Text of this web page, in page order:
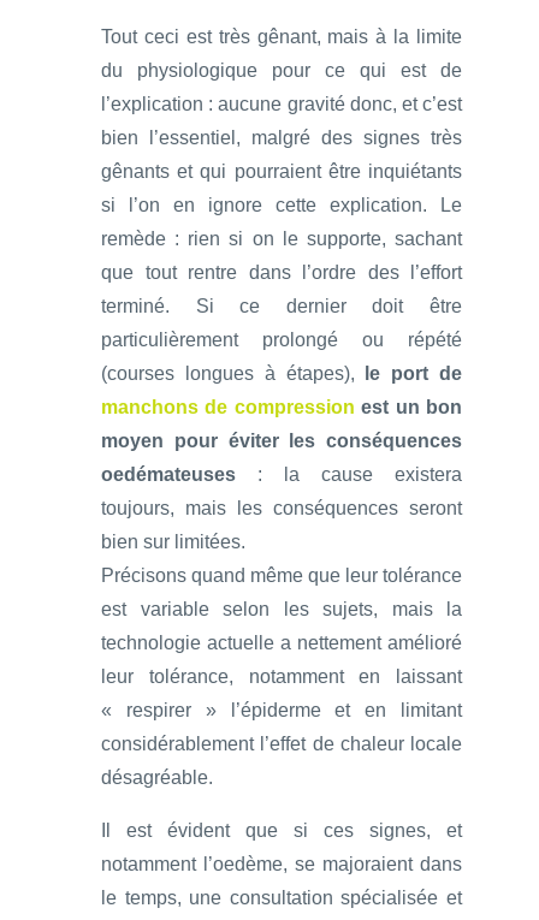
Tout ceci est très gênant, mais à la limite
du physiologique pour ce qui est de
l’explication : aucune gravité donc, et c’est
bien l’essentiel, malgré des signes très
gênants et qui pourraient être inquiétants
si l’on en ignore cette explication. Le
remède : rien si on le supporte, sachant
que tout rentre dans l’ordre des l’effort
terminé. Si ce dernier doit être
particulièrement prolongé ou répété
(courses longues à étapes),
le port de
manchons de compressionest un bon
moyen pour éviter les conséquences
oedémateuses : la cause existera
toujours, mais les conséquences seront
bien sur limitées.
Précisons quand même que leur tolérance
est variable selon les sujets, mais la
technologie actuelle a nettement amélioré
leur tolérance, notamment en laissant
« respirer » l’épiderme et en limitant
considérablement l’effet de chaleur locale
désagréable.
Il est évident que si ces signes, et
notamment l’oedème, se majoraient dans
le temps, une consultation spécialisée et